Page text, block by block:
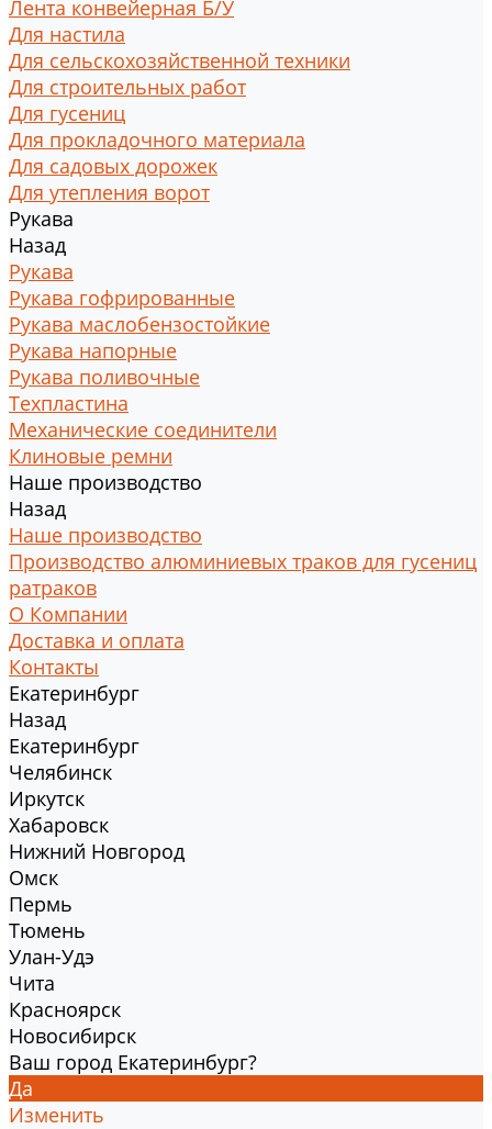
Лента конвейерная Б/У
Для настила
Для сельскохозяйственной техники
Для строительных работ
Для гусениц
Для прокладочного материала
Для садовых дорожек
Для утепления ворот
Рукава
Назад
Рукава
Рукава гофрированные
Рукава маслобензостойкие
Рукава напорные
Рукава поливочные
Техпластина
Механические соединители
Клиновые ремни
Наше производство
Назад
Наше производство
Производство алюминиевых траков для гусениц
ратраков
О Компании
Доставка и оплата
Контакты
Екатеринбург
Назад
Екатеринбург
Челябинск
Иркутск
Хабаровск
Нижний Новгород
Омск
Пермь
Тюмень
Улан-Удэ
Чита
Красноярск
Новосибирск
Ваш город Екатеринбург?
Да
Изменить